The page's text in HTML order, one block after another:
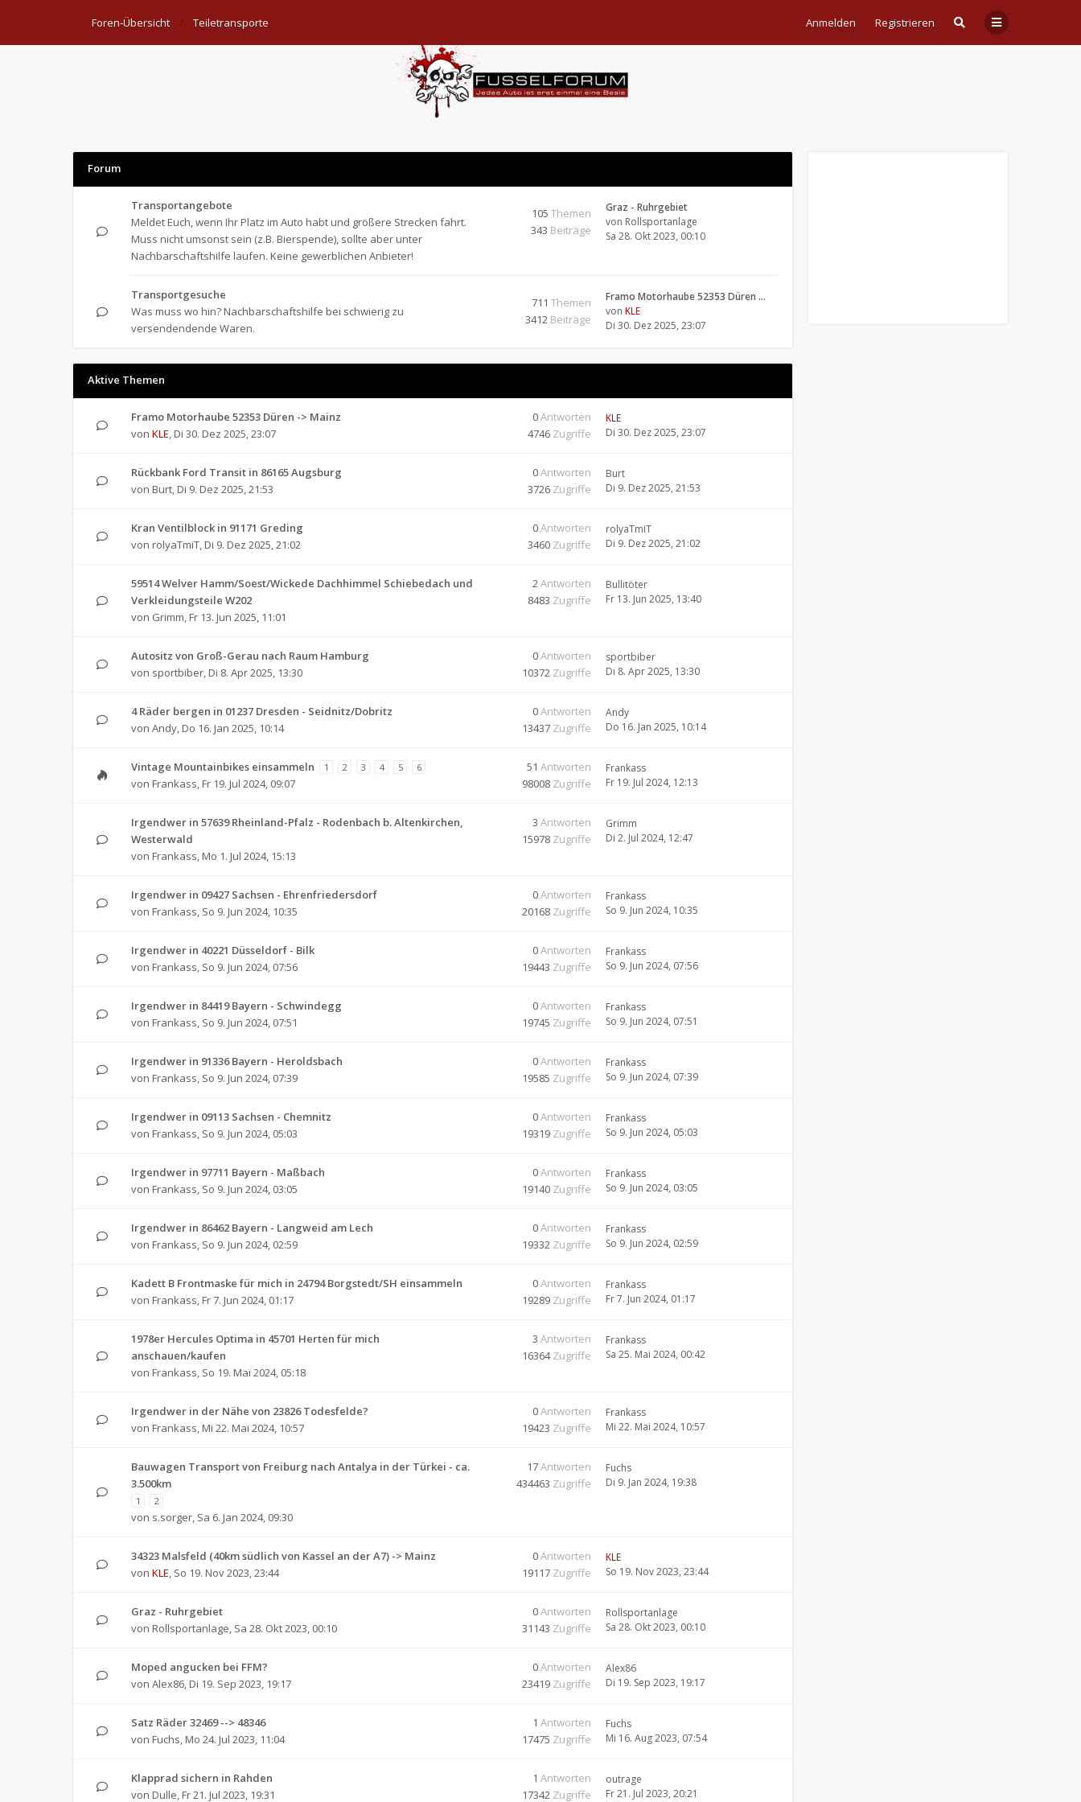
Anmelden Registrieren
Foren-Übersicht Teiletransporte
Forum
Transportangebote
Meldet Euch, wenn Ihr Platz im Auto habt und größere Strecken fahrt.
Muss nicht umsonst sein (z.B. Bierspende), sollte aber unter
Nachbarschaftshilfe laufen. Keine gewerblichen Anbieter!
105 Themen
343 Beiträge
Graz - Ruhrgebiet
von Rollsportanlage
Sa 28. Okt 2023, 00:10
Transportgesuche
Was muss wo hin? Nachbarschaftshilfe bei schwierig zu
versendendende Waren.
711 Themen
3412 Beiträge
Framo Motorhaube 52353 Düren …
von KLE
Di 30. Dez 2025, 23:07
Aktive Themen
Framo Motorhaube 52353 Düren -> Mainz
von KLE, Di 30. Dez 2025, 23:07
0Antworten
4746 Zugriffe
KLE
Di 30. Dez 2025, 23:07
Rückbank Ford Transit in 86165 Augsburg
von Burt, Di 9. Dez 2025, 21:53
0Antworten
3726 Zugriffe
Burt
Di 9. Dez 2025, 21:53
Kran Ventilblock in 91171 Greding
von rolyaTmiT, Di 9. Dez 2025, 21:02
0Antworten
3460 Zugriffe
rolyaTmiT
Di 9. Dez 2025, 21:02
59514 Welver Hamm/Soest/Wickede Dachhimmel Schiebedach und
Verkleidungsteile W202
von Grimm, Fr 13. Jun 2025, 11:01
2Antworten
8483 Zugriffe
Bullitöter
Fr 13. Jun 2025, 13:40
Autositz von Groß-Gerau nach Raum Hamburg
von sportbiber, Di 8. Apr 2025, 13:30
0Antworten
10372 Zugriffe
sportbiber
Di 8. Apr 2025, 13:30
4 Räder bergen in 01237 Dresden - Seidnitz/Dobritz
von Andy, Do 16. Jan 2025, 10:14
0Antworten
13437 Zugriffe
Andy
Do 16. Jan 2025, 10:14
Vintage Mountainbikes einsammeln 1 2 3 4 5 6
von Frankass, Fr 19. Jul 2024, 09:07
51 Antworten
98008 Zugriffe
Frankass
Fr 19. Jul 2024, 12:13
Irgendwer in 57639 Rheinland-Pfalz - Rodenbach b. Altenkirchen,
Westerwald
von Frankass, Mo 1. Jul 2024, 15:13
3 Antworten
15978 Zugriffe
Grimm
Di 2. Jul 2024, 12:47
Irgendwer in 09427 Sachsen - Ehrenfriedersdorf
von Frankass, So 9. Jun 2024, 10:35
0Antworten
20168 Zugriffe
Frankass
So 9. Jun 2024, 10:35
Irgendwer in 40221 Düsseldorf - Bilk
von Frankass, So 9. Jun 2024, 07:56
0Antworten
19443 Zugriffe
Frankass
So 9. Jun 2024, 07:56
Irgendwer in 84419 Bayern - Schwindegg
von Frankass, So 9. Jun 2024, 07:51
0Antworten
19745 Zugriffe
Frankass
So 9. Jun 2024, 07:51
Irgendwer in 91336 Bayern - Heroldsbach
von Frankass, So 9. Jun 2024, 07:39
0Antworten
19585 Zugriffe
Frankass
So 9. Jun 2024, 07:39
Irgendwer in 09113 Sachsen - Chemnitz
von Frankass, So 9. Jun 2024, 05:03
0Antworten
19319 Zugriffe
Frankass
So 9. Jun 2024, 05:03
Irgendwer in 97711 Bayern - Maßbach
von Frankass, So 9. Jun 2024, 03:05
0Antworten
19140 Zugriffe
Frankass
So 9. Jun 2024, 03:05
Irgendwer in 86462 Bayern - Langweid am Lech
von Frankass, So 9. Jun 2024, 02:59
0Antworten
19332 Zugriffe
Frankass
So 9. Jun 2024, 02:59
Kadett B Frontmaske für mich in 24794 Borgstedt/SH einsammeln
von Frankass, Fr 7. Jun 2024, 01:17
0Antworten
19289 Zugriffe
Frankass
Fr 7. Jun 2024, 01:17
1978er Hercules Optima in 45701 Herten für mich
anschauen/kaufen
von Frankass, So 19. Mai 2024, 05:18
3 Antworten
16364Zugriffe
Frankass
Sa 25. Mai 2024, 00:42
Irgendwer in der Nähe von 23826 Todesfelde?
von Frankass, Mi 22. Mai 2024, 10:57
0Antworten
19423 Zugriffe
Frankass
Mi 22. Mai 2024, 10:57
Bauwagen Transport von Freiburg nach Antalya in der Türkei - ca.
3.500km
1 2
von s.sorger, Sa 6. Jan 2024, 09:30
17Antworten
434463 Zugriffe
Fuchs
Di 9. Jan 2024, 19:38
34323 Malsfeld (40km südlich von Kassel an der A7) -> Mainz
von KLE, So 19. Nov 2023, 23:44
0Antworten
19117 Zugriffe
KLE
So 19. Nov 2023, 23:44
Graz - Ruhrgebiet
von Rollsportanlage, Sa 28. Okt 2023, 00:10
0Antworten
31143 Zugriffe
Rollsportanlage
Sa 28. Okt 2023, 00:10
Moped angucken bei FFM?
von Alex86, Di 19. Sep 2023, 19:17
0Antworten
23419 Zugriffe
Alex86
Di 19. Sep 2023, 19:17
Satz Räder 32469 --> 48346
von Fuchs, Mo 24. Jul 2023, 11:04
1 Antworten
17475 Zugriffe
Fuchs
Mi 16. Aug 2023, 07:54
Klapprad sichern in Rahden
von Dulle, Fr 21. Jul 2023, 19:31
1 Antworten
17342 Zugriffe
outrage
Fr 21. Jul 2023, 20:21